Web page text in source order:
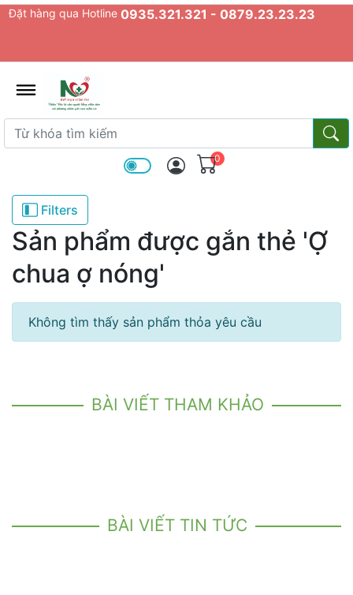
Đặt hàng qua Hotline 0935.321.321 - 0879.23.23.23
Từ khóa tìm kiếm
Từ
0
Filters
Sản phẩm được gắn thẻ 'Ợ
chua ợ nóng'
Không tìm thấy sản phẩm thỏa yêu cầu
BÀI VIẾT THAM KHẢO
BÀI VIẾT TIN TỨC